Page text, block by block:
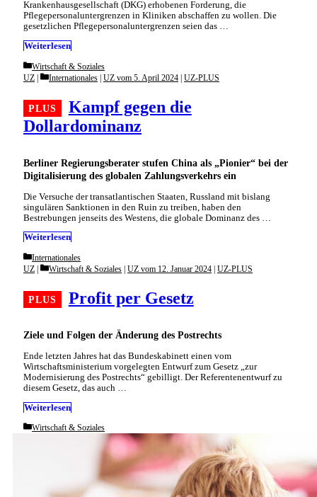
Krankenhausgesellschaft (DKG) erhobenen Forderung, die
Pflegepersonaluntergrenzen in Kliniken abschaffen zu wollen. Die
gesetzlichen Pflegepersonaluntergrenzen seien das …
Weiterlesen
Categories
Wirtschaft & Soziales
Berliner Regierungsberater stufen China als „Pionier“ bei der
Digitalisierung des globalen Zahlungsverkehrs ein
Kampf gegen die
Dollardominanz
UZ Categories
Internationales UZ vom 5. April 2024 UZ-PLUS
Die Versuche der transatlantischen Staaten, Russland mit bislang
singulären Sanktionen in den Ruin zu treiben, haben den
Bestrebungen jenseits des Westens, die globale Dominanz des …
Weiterlesen
Categories
Internationales
Ziele und Folgen der Änderung des Postrechts
Profit per Gesetz
UZ Categories
Wirtschaft & Soziales UZ vom 12. Januar 2024 UZ-PLUS
Ende letzten Jahres hat das Bundeskabinett einen vom
Wirtschaftsministerium vorgelegten Entwurf zum Gesetz „zur
Modernisierung des Postrechts“ gebilligt. Der Referentenentwurf zu
diesem Gesetz, das auch …
Weiterlesen
Categories
Wirtschaft & Soziales